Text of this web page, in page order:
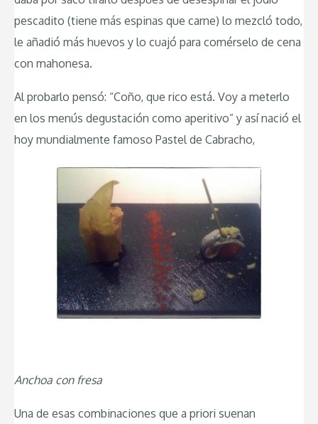
pescadito (tiene más espinas que carne) lo mezcló todo,
le añadió más huevos y lo cuajó para comérselo de cena
con mahonesa.
Al probarlo pensó: “Coño, que rico está. Voy a meterlo
en los menús degustación como aperitivo” y así nació el
hoy mundialmente famoso Pastel de Cabracho,
Anchoa con fresa
Una de esas combinaciones que a priori suenan